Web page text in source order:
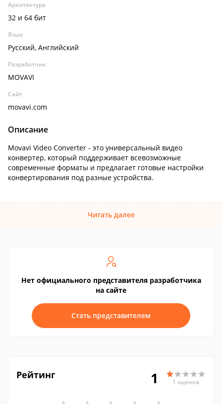
Архитектура
32 и 64 бит
Язык
Русский, Английский
Разработчик
MOVAVI
Сайт
movavi.com
Описание
Movavi Video Converter - это универсальный видео
конвертер, который поддерживает всевозможные
современные форматы и предлагает готовые настройки
конвертирования под разные устройства.
Читать далее
Нет официального представителя разработчика
на сайте
Стать представителем
Рейтинг 1 1 оценка